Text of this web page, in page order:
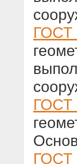
ГОСТ
ГОСТ
ГОСТ